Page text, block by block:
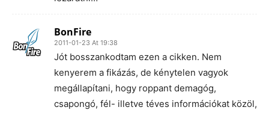
BonFire
2011-01-23 At 19:38
Jót bosszankodtam ezen a cikken. Nem
kenyerem a fikázás, de kénytelen vagyok
megállapítani, hogy roppant demagóg,
csapongó, fél- illetve téves információkat közöl,